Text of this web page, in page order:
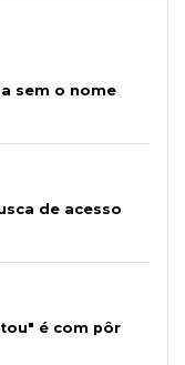
sem o nome
de acesso
é com pôr